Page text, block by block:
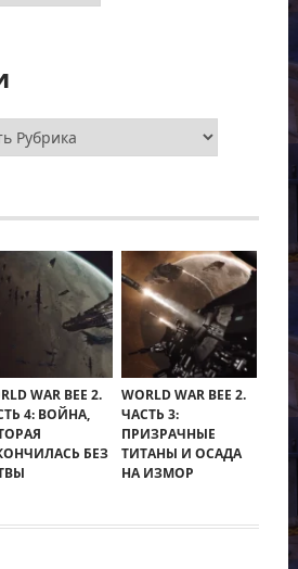
WAR BEE 2.
4: ВОЙНА,
БЕЗ
WORLD WAR BEE 2.
ЧАСТЬ 3:
ПРИЗРАЧНЫЕ
ТИТАНЫ И ОСАДА
НА ИЗМОР